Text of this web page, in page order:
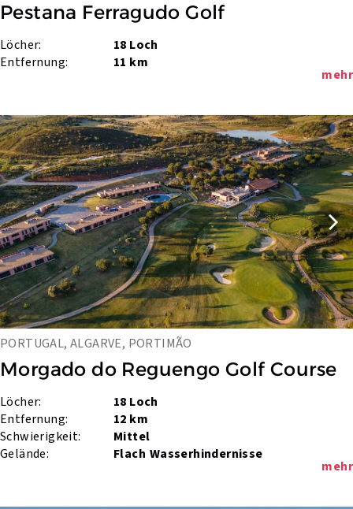
Pestana Ferragudo Golf
Löcher:
18 Loch
Entfernung:
11 km
mehr
PORTUGAL, ALGARVE, PORTIMÃO
Morgado do Reguengo Golf Course
Löcher:
18 Loch
Entfernung:
12 km
Schwierigkeit:
Mittel
Gelände:
Flach Wasserhindernisse
mehr